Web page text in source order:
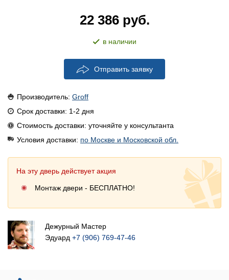
22 386 руб.
в наличии
Отправить заявку
Производитель: Groff
Срок доставки: 1-2 дня
Стоимость доставки: уточняйте у консультанта
Условия доставки: по Москве и Московской обл.
На эту дверь действует акция
Монтаж двери - БЕСПЛАТНО!
Дежурный Мастер
Эдуард +7 (906) 769-47-46